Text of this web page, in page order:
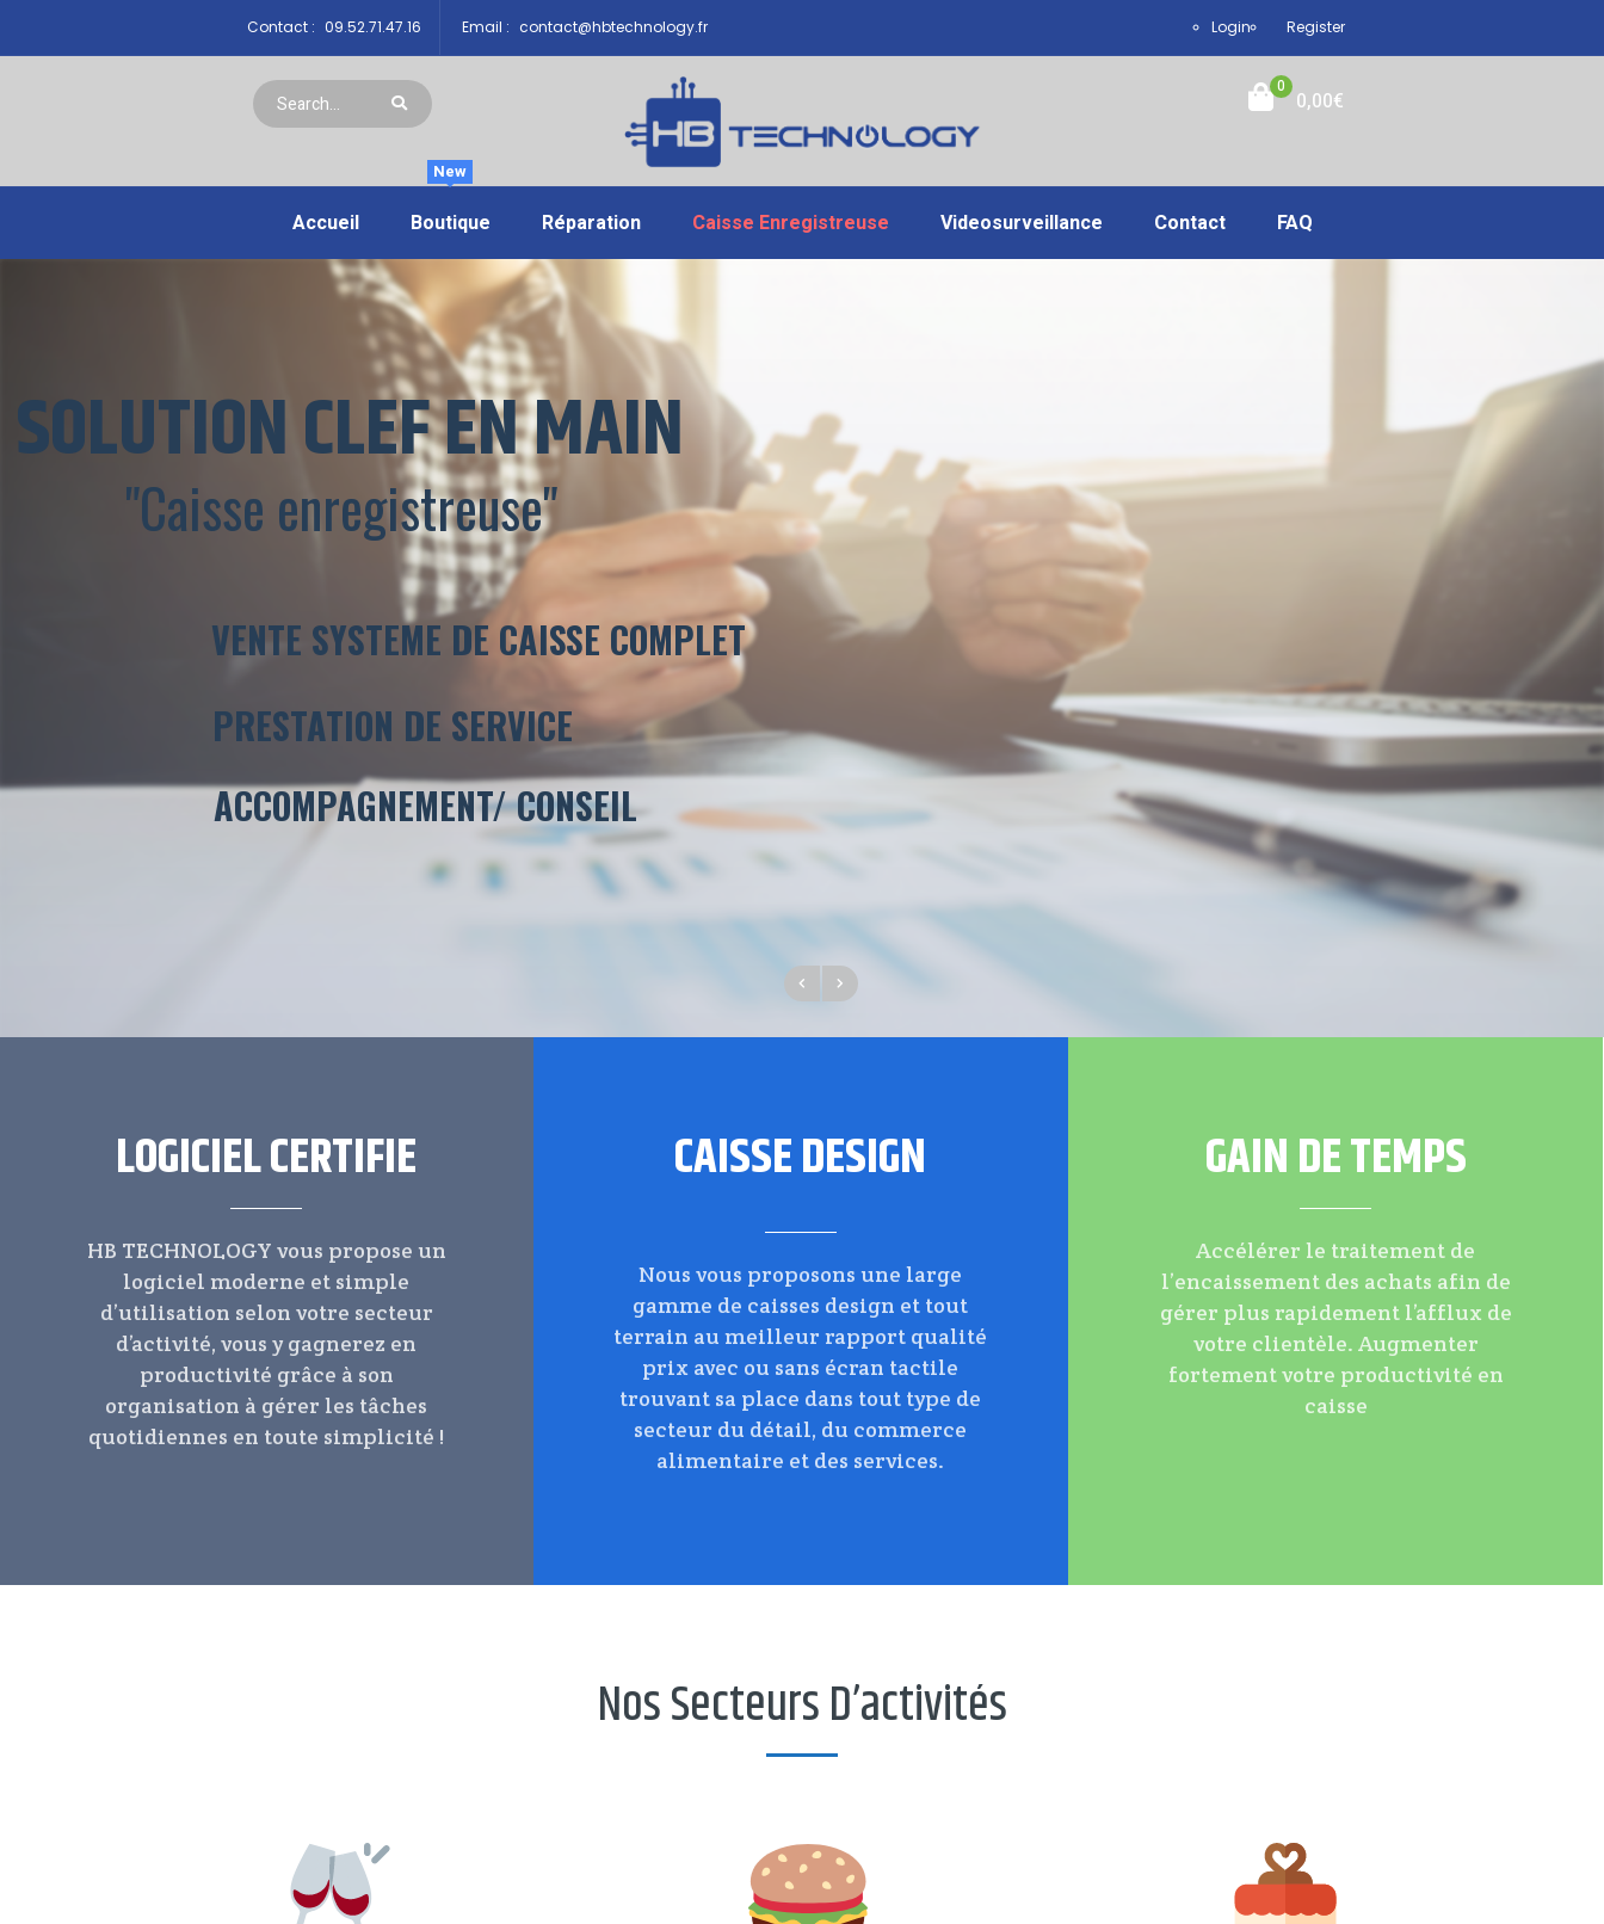
Contact : 09.52.71.47.16 Email : contact@hbtechnology.fr Login Register
0
0,00€
Accueil Boutique
New
Réparation Caisse Enregistreuse Videosurveillance Contact FAQ
SOLUTION CLEF EN MAIN
"Caisse enregistreuse"
VENTE SYSTEME DE CAISSE COMPLET
PRESTATION DE SERVICE
ACCOMPAGNEMENT/ CONSEIL
LOGICIEL CERTIFIE
HB TECHNOLOGY vous propose un
logiciel moderne et simple
d’utilisation selon votre secteur
d’activité, vous y gagnerez en
productivité grâce à son
organisation à gérer les tâches
quotidiennes en toute simplicité !
CAISSE DESIGN
Nous vous proposons une large
gamme de caisses design et tout
terrain au meilleur rapport qualité
prix avec ou sans écran tactile
trouvant sa place dans tout type de
secteur du détail, du commerce
alimentaire et des services.
GAIN DE TEMPS
Accélérer le traitement de
l’encaissement des achats afin de
gérer plus rapidement l’afflux de
votre clientèle. Augmenter
fortement votre productivité en
caisse
Nos Secteurs D’activités